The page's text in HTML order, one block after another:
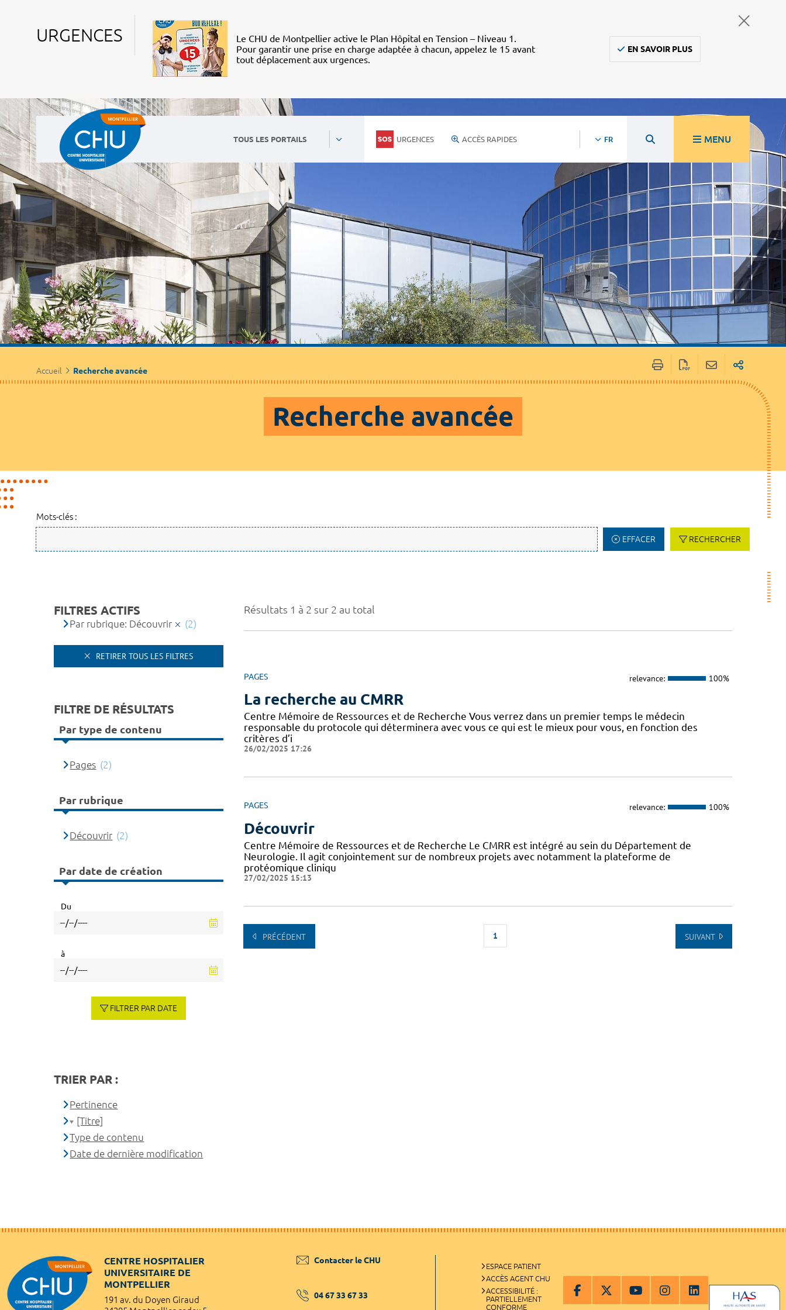
URGENCES
Le CHU de Montpellier active le Plan Hôpital en Tension – Niveau 1.
Pour garantir une prise en charge adaptée à chacun, appelez le 15 avant
tout déplacement aux urgences.
EN SAVOIR PLUS
TOUS LES PORTAILS URGENCES ACCÈS RAPIDES FR MENU
Accueil Recherche avancée
Recherche avancée
Mots-clés :
EFFACER RECHERCHER
Résultats 1 à 2 sur 2 au total
PAGES relevance: 100%
La recherche au CMRR
Centre Mémoire de Ressources et de Recherche Vous verrez dans un premier temps le médecin
responsable du protocole qui déterminera avec vous ce qui est le mieux pour vous, en fonction des
critères d’i
26/02/2025 17:26
PAGES relevance: 100%
Découvrir
Centre Mémoire de Ressources et de Recherche Le CMRR est intégré au sein du Département de
Neurologie. Il agit conjointement sur de nombreux projets avec notamment la plateforme de
protéomique cliniqu
27/02/2025 15:13
PRÉCÉDENT 1 SUIVANT
FILTRES ACTIFS
Par rubrique: Découvrir (2)
RETIRER TOUS LES FILTRES
FILTRE DE RÉSULTATS
Par type de contenu
Pages (2)
Par rubrique
Découvrir (2)
Par date de création
Du
à
FILTRER PAR DATE
TRIER PAR :
Pertinence
[Titre]
Type de contenu
Date de dernière modification
CENTRE HOSPITALIER
UNIVERSITAIRE DE
MONTPELLIER
191 av. du Doyen Giraud
Contacter le CHU
04 67 33 67 33
ESPACE PATIENT
ACCÈS AGENT CHU
ACCESSIBILITÉ :
PARTIELLEMENT
CONFORME